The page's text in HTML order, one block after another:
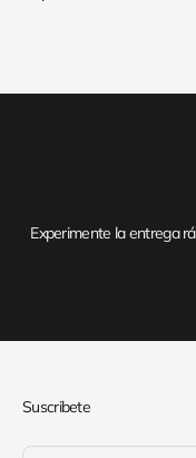
Experimente la entrega
Suscribete